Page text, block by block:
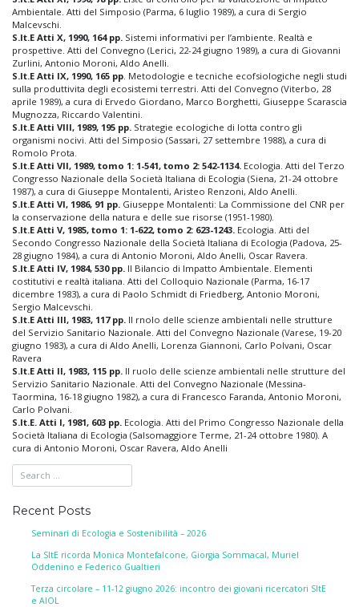
Ambientale. Atti del Simposio (Parma, 6 luglio 1989), a cura di Sergio
Malcevschi.
S.It.E Atti X, 1990, 164 pp. Sistemi informativi per l’ambiente. Realtà e
prospettive. Atti del Convegno (Lerici, 22-24 giugno 1989), a cura di Giovanni
Zurlini, Antonio Moroni, Aldo Anelli.
S.It.E Atti IX, 1990, 165 pp . Metodologie e tecniche ecofsiologiche negli studi
sulla produttivita degli ecosistemi terrestri. Atti del Convegno (Viterbo, 28
aprile 1989), a cura di Ervedo Giordano, Marco Borghetti, Giuseppe Scarascia
Mugnozza, Riccardo Valentini.
S.It.E Atti VIII, 1989, 195 pp. Strategie ecologiche di lotta contro gli
organismi nocivi. Atti del Simposio (Sassari, 27 settembre 1988), a cura di
Romolo Prota.
S.It.E Atti VII, 1989, tomo 1: 1-541, tomo 2: 542-1134. Ecologia. Atti del Terzo
Congresso Nazionale della Società Italiana di Ecologia (Siena, 21-24 ottobre
1987), a cura di Giuseppe Montalenti, Aristeo Renzoni, Aldo Anelli.
S.It.E Atti VI, 1986, 91 pp. Giuseppe Montalenti: La Commissione del CNR per
la conservazione della natura e delle sue risorse (1951-1980).
S.It.E Atti V, 1985, tomo 1: 1-622, tomo 2: 623-1243. Ecologia. Atti del
Secondo Congresso Nazionale della Società Italiana di Ecologia (Padova, 25-
28 giugno 1984), a cura di Antonio Moroni, Aldo Anelli, Oscar Ravera.
S.It.E Atti IV, 1984, 530 pp. Il Bilancio di Impatto Ambientale. Elementi
costitutivi e realtà italiana. Atti del Colloquio Nazionale (Parma, 16-17
dicembre 1983), a cura di Paolo Schmidt di Friedberg, Antonio Moroni,
Sergio Malcevschi.
S.It.E Atti III, 1983, 117 pp. Il rnolo delle scienze ambientali nelle strutture
del Servizio Sanitario Nazionale. Atti del Convegno Nazionale (Varese, 19-20
giugno 1983), a cura di Aldo Anelli, Lorenza Giannoni, Carlo Polvani, Oscar
Ravera
S.It.E Atti II, 1983, 115 pp. Il ruolo delle scienze ambientali nelle strutture del
Servizio Sanitario Nazionale. Atti del Convegno Nazionale (Messina-
Taormina, 16-18 giugno 1982), a cura di Francesco Faranda, Antonio Moroni,
Carlo Polvani.
S.It.E. Atti I, 1981, 603 pp. Ecologia. Atti del Primo Congresso Nazionale della
Società Italiana di Ecologia (Salsomaggiore Terme, 21-24 ottobre 1980). A
cura di Antonio Moroni, Oscar Ravera, Aldo Anelli
Recent Posts
Seminari di Ecologia e Sostenibilità – 2026
La SItE ricorda Monica Montefalcone, Giorgia Sommacal, Muriel
Oddenino e Federico Gualtieri
Terza circolare – 11-12 giugno 2026: incontro dei giovani ricercatori SItE
e AIOL